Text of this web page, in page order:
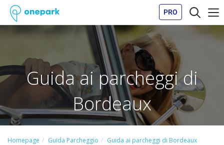
PRO
Guida ai parcheggi di
Bordeaux
Homepage Guida Parcheggio Guida ai parcheggi di Bordeaux